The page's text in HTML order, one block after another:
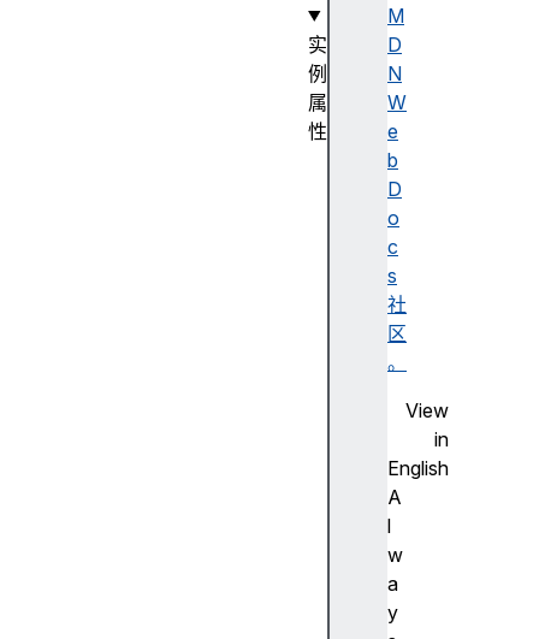
M
D
N
W
e
b
D
o
c
s
社
区
。
View
in
English
A
l
w
a
y
实
例
属
性